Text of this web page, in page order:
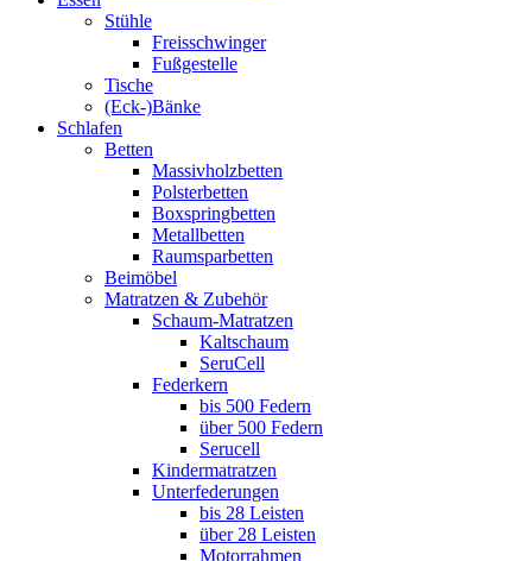
Stühle
Freisschwinger
Fußgestelle
Tische
(Eck-)Bänke
Schlafen
Betten
Massivholzbetten
Polsterbetten
Boxspringbetten
Metallbetten
Raumsparbetten
Beimöbel
Matratzen & Zubehör
Schaum-Matratzen
Kaltschaum
SeruCell
Federkern
bis 500 Federn
über 500 Federn
Serucell
Kindermatratzen
Unterfederungen
bis 28 Leisten
über 28 Leisten
Motorrahmen